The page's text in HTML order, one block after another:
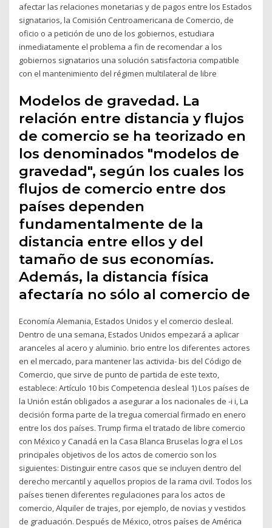
afectar las relaciones monetarias y de pagos entre los Estados
signatarios, la Comisión Centroamericana de Comercio, de
oficio o a petición de uno de los gobiernos, estudiara
inmediatamente el problema a fin de recomendar a los
gobiernos signatarios una solución satisfactoria compatible
con el mantenimiento del régimen multilateral de libre
Modelos de gravedad. La
relación entre distancia y flujos
de comercio se ha teorizado en
los denominados "modelos de
gravedad", según los cuales los
flujos de comercio entre dos
países dependen
fundamentalmente de la
distancia entre ellos y del
tamaño de sus economías.
Además, la distancia física
afectaría no sólo al comercio de
Economía Alemania, Estados Unidos y el comercio desleal.
Dentro de una semana, Estados Unidos empezará a aplicar
aranceles al acero y aluminio. brio entre los diferentes actores
en el mercado, para mantener las activida- bis del Código de
Comercio, que sirve de punto de partida de este texto,
establece: Artículo 10 bis Competencia desleal 1) Los países de
la Unión están obligados a asegurar a los nacionales de -i i, La
decisión forma parte de la tregua comercial firmado en enero
entre los dos países. Trump firma el tratado de libre comercio
con México y Canadá en la Casa Blanca Bruselas logra el Los
principales objetivos de los actos de comercio son los
siguientes: Distinguir entre casos que se incluyen dentro del
derecho mercantil y aquellos propios de la rama civil. Todos los
países tienen diferentes regulaciones para los actos de
comercio, Alquiler de trajes, por ejemplo, de novias y vestidos
de graduación. Después de México, otros países de América